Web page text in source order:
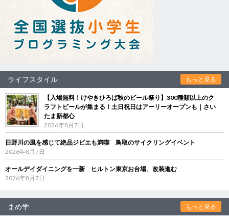
ライフスタイル もっと見る
【入場無料！けやきひろば秋のビール祭り】300種類以上のク
ラフトビールが集まる！土日祝日はアーリーオープンも｜さい
たま新都心
2026年8月7日
日野川の風を感じて絶品ジビエも満喫 鳥取のサイクリングイベント
2026年8月7日
オールデイダイニングを一新 ヒルトン東京お台場、改装進む
2026年8月7日
まめ学 もっと見る